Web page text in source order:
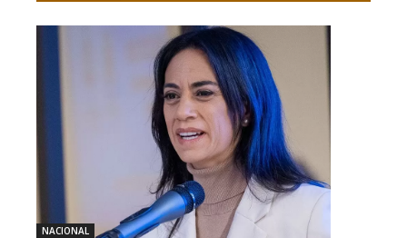
NACIONAL